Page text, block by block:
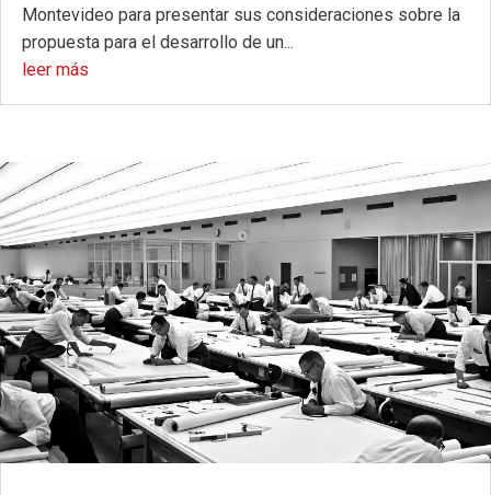
Montevideo para presentar sus consideraciones sobre la
propuesta para el desarrollo de un...
leer más